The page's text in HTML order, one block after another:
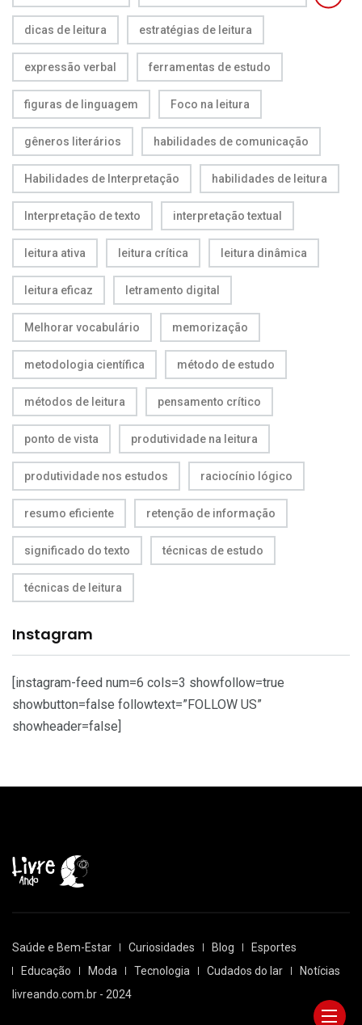
dicas de leitura estratégias de leitura
expressão verbal ferramentas de estudo
figuras de linguagem Foco na leitura
gêneros literários habilidades de comunicação
Habilidades de Interpretação habilidades de leitura
Interpretação de texto interpretação textual
leitura ativa leitura crítica leitura dinâmica
leitura eficaz letramento digital
Melhorar vocabulário memorização
metodologia científica método de estudo
métodos de leitura pensamento crítico
ponto de vista produtividade na leitura
produtividade nos estudos raciocínio lógico
resumo eficiente retenção de informação
significado do texto técnicas de estudo
técnicas de leitura
Instagram
[instagram-feed num=6 cols=3 showfollow=true
showbutton=false followtext=”FOLLOW US”
showheader=false]
Saúde e Bem-Estar Curiosidades Blog
Esportes
Educação
Moda Tecnologia Cudados do lar
Notícias
livreando.com.br - 2024